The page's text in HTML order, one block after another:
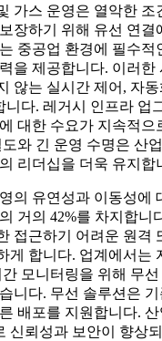
가스 운영은 열악한 조
장하기 위해 유선 연결
중공업 환경에 필수적
을 제공합니다. 이러한
않는 실시간 제어, 자동
니다. 레거시 인프라 업
대한 수요가 지속적으
와 긴 운영 수명은 산
리더십을 더욱 유지합
의 유연성과 이동성에
거의 42%를 차지합니
접근하기 어려운 원격
게 합니다. 업계에서는
모니터링을 위해 무
니다. 무선 솔루션은
배포를 지원합니다.
신뢰성과 보안이 향상